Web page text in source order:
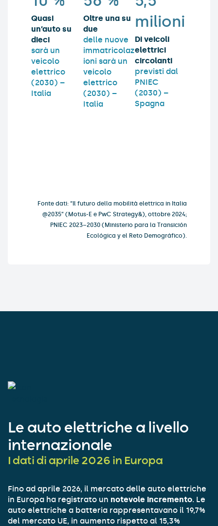
Quasi
un’auto su
dieci
sarà un
veicolo
elettrico
(2030) –
Italia
Oltre una su
due
delle nuove
immatricolaz
ioni sarà un
veicolo
elettrico
(2030) –
Italia
milioni
Di veicoli
elettrici
circolanti
previsti dal
PNIEC
(2030) –
Spagna
Fonte dati: “Il futuro della mobilità elettrica in Italia
@2035” (Motus‑E e PwC Strategy&), ottobre 2024;
PNIEC 2023–2030 (Ministerio para la Transición
Ecológica y el Reto Demográfico).
Le auto elettriche a livello
internazionale
I dati di aprile 2026 in Europa
Fino ad aprile 2026, il mercato delle auto elettriche
in Europa ha registrato un notevole incremento. Le
auto elettriche a batteria rappresentavano il 19,7%
del mercato UE, in aumento rispetto al 15,3%